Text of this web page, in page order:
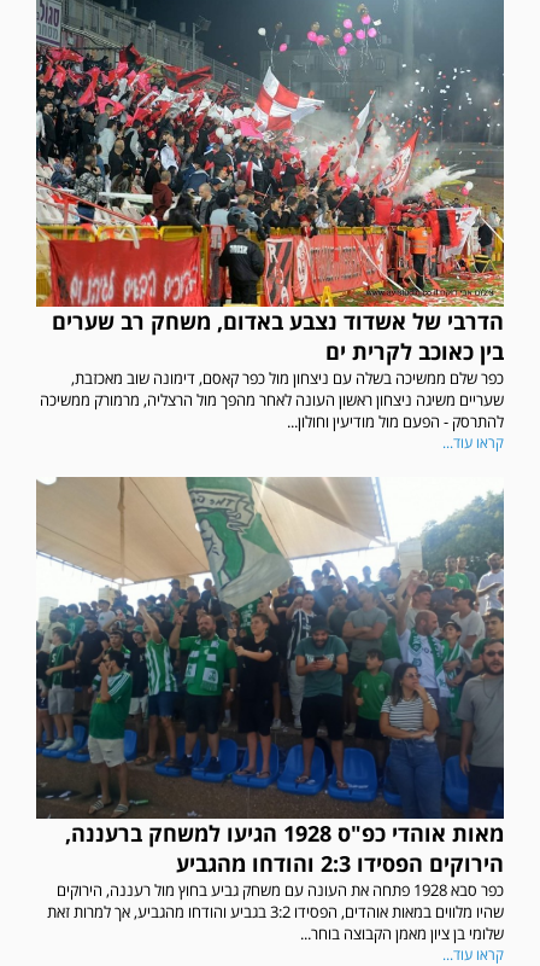
הדרבי של אשדוד נצבע באדום, משחק רב שערים
בין כאוכב לקרית ים
כפר שלם ממשיכה בשלה עם ניצחון מול כפר קאסם, דימונה שוב מאכזבת,
שעריים משיגה ניצחון ראשון העונה לאחר מהפך מול הרצליה, מרמורק ממשיכה
להתרסק - הפעם מול מודיעין וחולון...
קראו עוד...
מאות אוהדי כפ"ס 1928 הגיעו למשחק ברעננה,
הירוקים הפסידו 2:3 והודחו מהגביע
כפר סבא 1928 פתחה את העונה עם משחק גביע בחוץ מול רעננה, הירוקים
שהיו מלווים במאות אוהדים, הפסידו 3:2 בגביע והודחו מהגביע, אך למרות זאת
שלומי בן ציון מאמן הקבוצה בוחר...
קראו עוד...